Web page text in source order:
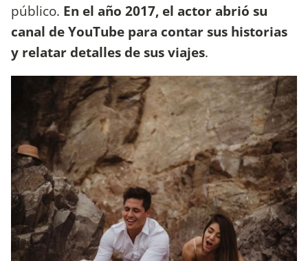
público. En el año 2017, el actor abrió su
canal de YouTube para contar sus historias
y relatar detalles de sus viajes.